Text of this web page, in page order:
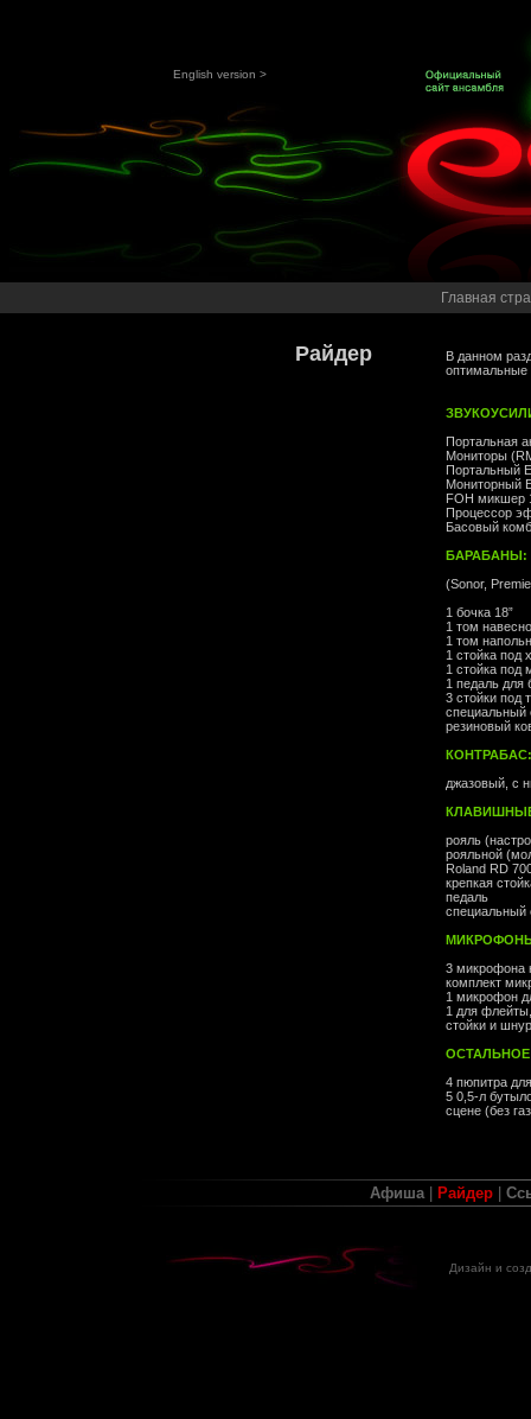
English version >
Главная
Райдер
В данном
оптимальные
Портальная
Мониторы
Портальный
Мониторный
FOH микшер
Процессор
Басовый
БАРАБАНЫ:
(Sonor,
1 бочка 18”
1 том
1 том
1 стойка под
1 стойка под
1 педаль для
3 стойки под
специальный
резиновый
КОНТРАБАС:
джазовый, с
рояль
рояльной
Roland RD
крепкая
педаль
специальный
3 микрофона
комплект
1 микрофон
1 для
стойки и
4 пюпитра
5 0,5-л
сцене (без
Афиша| Райдер
Дизайн и